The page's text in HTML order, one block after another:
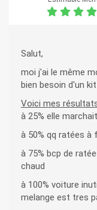
Salut,
moi j'ai le même
bien besoin d'un
Voici mes
à 25% elle
à 50% qq ratées à
à 75% bcp de
chaud
à 100% voiture
melange est tres